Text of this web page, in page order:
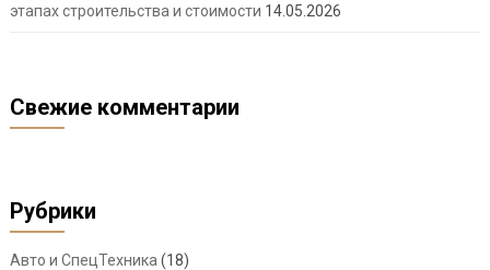
этапах строительства и стоимости 14.05.2026
Свежие комментарии
Рубрики
Авто и СпецТехника (18)